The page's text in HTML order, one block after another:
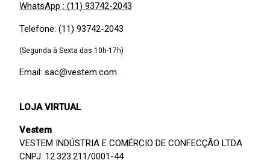
WhatsApp : (11) 93742-2043
Telefone: (11) 93742-2043
(Segunda à Sexta das 10h-17h)
Email: sac@vestem.com
LOJA VIRTUAL
Vestem
VESTEM INDÚSTRIA E COMÉRCIO DE CONFECÇÃO LTDA
CNPJ: 12.323.211/0001-44